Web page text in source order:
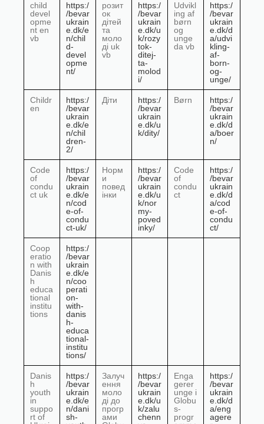
child
devel
opme
nt en
vb
https:/
/bevar
ukrain
e.dk/e
n/chil
d-
devel
opme
nt/
розит
ок
дітей
та
моло
ді uk
vb
https:/
/bevar
ukrain
e.dk/u
k/rozy
tok-
ditej-
ta-
molod
i/
Udvikl
ing af
børn
og
unge
da vb
https:/
/bevar
ukrain
e.dk/d
a/udvi
kling-
af-
born-
og-
unge/
Childr
en
https:/
/bevar
ukrain
e.dk/e
n/chil
dren-
2/
Діти
https:/
/bevar
ukrain
e.dk/u
k/dity/
Børn
https:/
/bevar
ukrain
e.dk/d
a/boer
n/
Code
of
condu
ct uk
https:/
/bevar
ukrain
e.dk/e
n/cod
e-of-
condu
ct-uk/
Норм
и
повед
інки
https:/
/bevar
ukrain
e.dk/u
k/nor
my-
poved
inky/
Code
of
condu
ct
https:/
/bevar
ukrain
e.dk/d
a/cod
e-of-
condu
ct/
Coop
eratio
n with
Danis
h
educa
tional
institu
tions
https:/
/bevar
ukrain
e.dk/e
n/coo
perati
on-
with-
danis
h-
educa
tional-
institu
tions/
Danis
h
youth
in
suppo
rt of
https:/
/bevar
ukrain
e.dk/e
n/dani
sh-
Залуч
ення
моло
ді до
прогр
ами
https:/
/bevar
ukrain
e.dk/u
k/zalu
chenn
Enga
gerer
unge i
Globu
s-
progr
https:/
/bevar
ukrain
e.dk/d
a/eng
agere